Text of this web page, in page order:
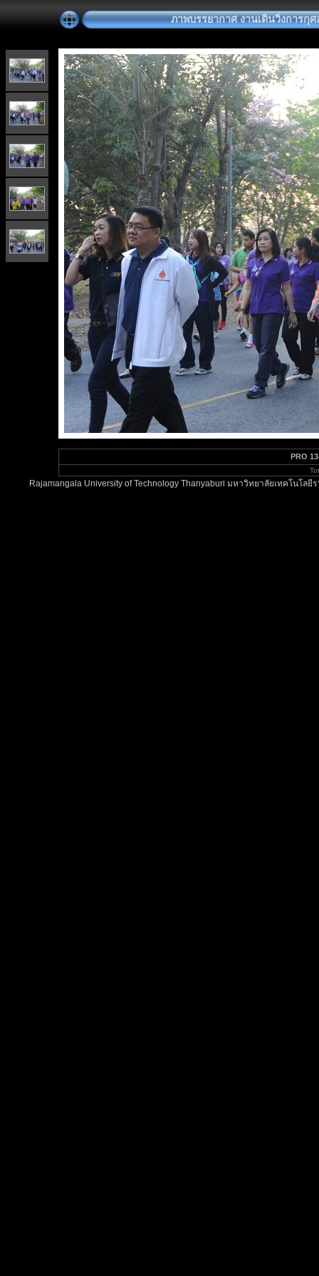
ภาพบรรยากาศ งานเดินวิ่งการ
PRO
Rajamangala University of Technology Thanyaburi มหาวิทยาลัยเทคโนโ